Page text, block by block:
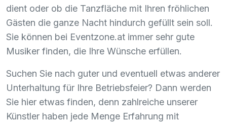
dient oder ob die Tanzfläche mit Ihren fröhlichen
Gästen die ganze Nacht hindurch gefüllt sein soll.
Sie können bei Eventzone.at immer sehr gute
Musiker finden, die Ihre Wünsche erfüllen.
Suchen Sie nach guter und eventuell etwas anderer
Unterhaltung für Ihre Betriebsfeier? Dann werden
Sie hier etwas finden, denn zahlreiche unserer
Künstler haben jede Menge Erfahrung mit